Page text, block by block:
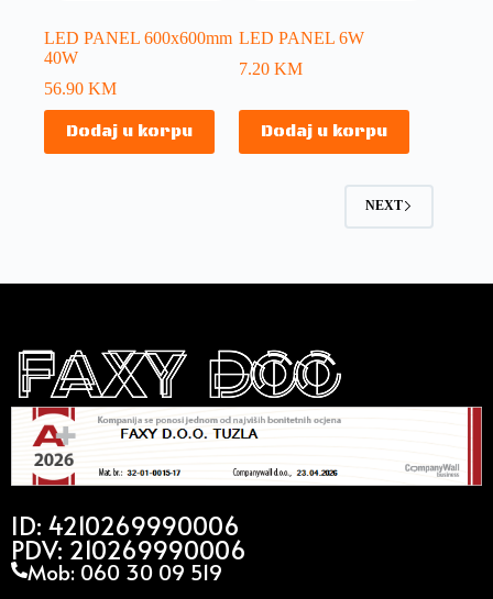
LED PANEL 600x600mm
40W
56.90 KM
Dodaj u korpu
LED PANEL 6W
7.20KM
Dodaj u korpu
NEXT
ID: 4210269990006
PDV: 210269990006
Mob: 060 30 09 519